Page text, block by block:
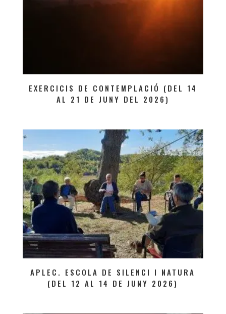
EXERCICIS DE CONTEMPLACIÓ (DEL 14
AL 21 DE JUNY DEL 2026)
APLEC. ESCOLA DE SILENCI I NATURA
(DEL 12 AL 14 DE JUNY 2026)